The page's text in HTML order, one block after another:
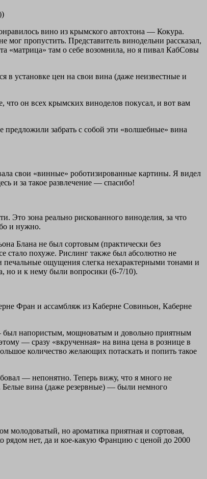
вино из крымского автохтона — Кокура.
пропустить. Представитель винодельни рассказал,
«матрица» там о себе возомнила, но я пивал КабСовы
установке цен на свои вина (даже неизвестные и
что он всех крымских виноделов покусал, и вот вам
забрать с собой эти «волшебные» вина
свои «винные» роботизированные картины. Я видел
и за такое развлечение — спасибо!
Это зона реально рискованного виноделия, за что
и нужно.
Блана не был сортовым (практически без
стало похуже. Рислинг также был абсолютно не
ощущения слегка нехарактерными тонами и
но и к нему были вопросики (6-7/10).
Фран и ассамбляж из Каберне Совиньон, Каберне
был напористым, мощноватым и довольно приятным
— сразу «вкрученная» на вина цена в рознице в
количество желающих потаскать и попить такое
— непонятно. Теперь вижу, что я много не
Белые вина (даже резервные) — были немного
молодоватый, но ароматика приятная и сортовая,
рядом нет, да и кое-какую Францию с ценой до 2000